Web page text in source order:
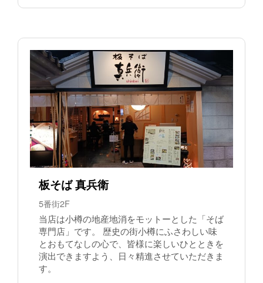
板そば 真兵衛
5番街2F
当店は小樽の地産地消をモットーとした「そば
専門店」です。 歴史の街小樽にふさわしい味
とおもてなしの心で、皆様に楽しいひとときを
演出できますよう、日々精進させていただきま
す。